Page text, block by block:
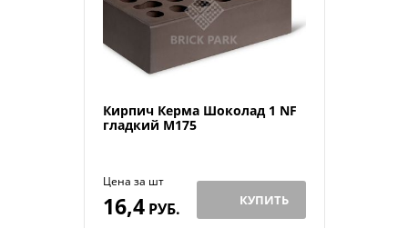
Кирпич Керма Шоколад 1 NF
гладкий М175
Цена за шт
16,4РУБ. КУПИТЬ